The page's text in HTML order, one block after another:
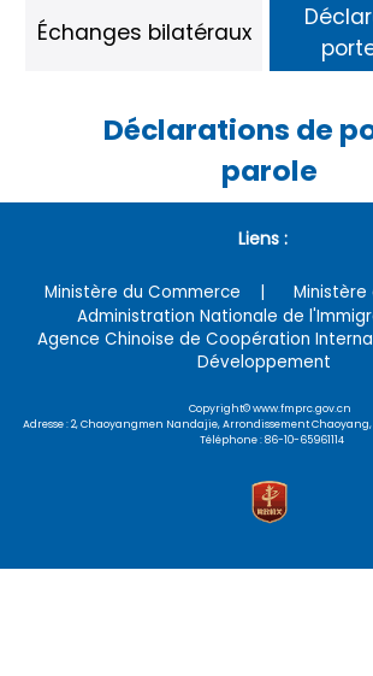
Déclarations de
parole
Échanges bilatéraux
Liens :
Ministère du Commerce
Ministère
Administration Nationale de
Agence Chinoise de Coopération
Développement
Copyright© www.fmprc.gov.cn
Adresse : 2, Chaoyangmen Nandajie, Arrondissement Chaoyang,
Téléphone : 86-10-65961114